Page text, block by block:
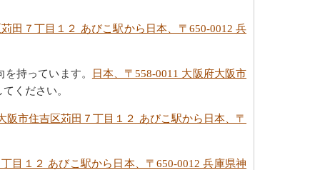
田７丁目１２ あびこ駅から日本、〒650-0012 兵
持っています。
日本、〒558-0011 大阪府大阪市
ください。
阪市住吉区苅田７丁目１２ あびこ駅から日本、〒
目１２ あびこ駅から日本、〒650-0012 兵庫県神